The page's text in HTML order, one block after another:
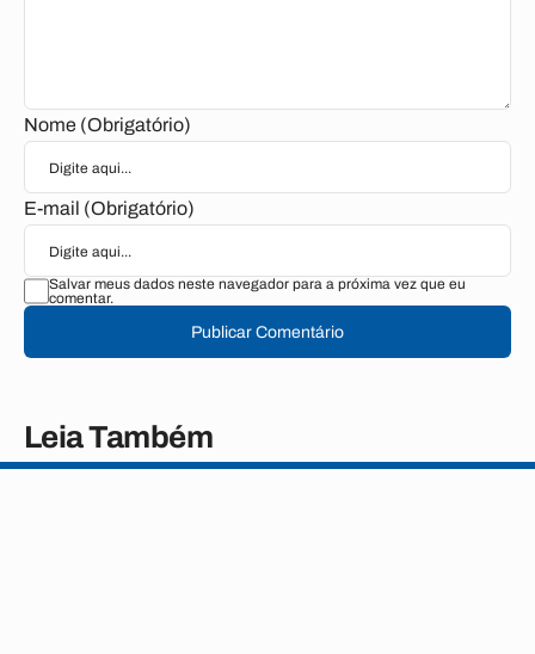
Nome (Obrigatório)
E-mail (Obrigatório)
Salvar meus dados neste navegador para a próxima vez que eu
comentar.
Publicar Comentário
Leia Também